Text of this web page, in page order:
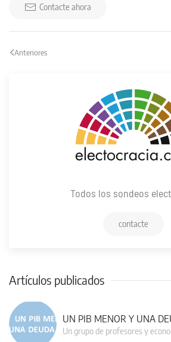
Contacte ahora
Anteriores
Todos los sondeos
contacte
Artículos publicados
UN PIB MENOR Y UNA
Un grupo de profesores y